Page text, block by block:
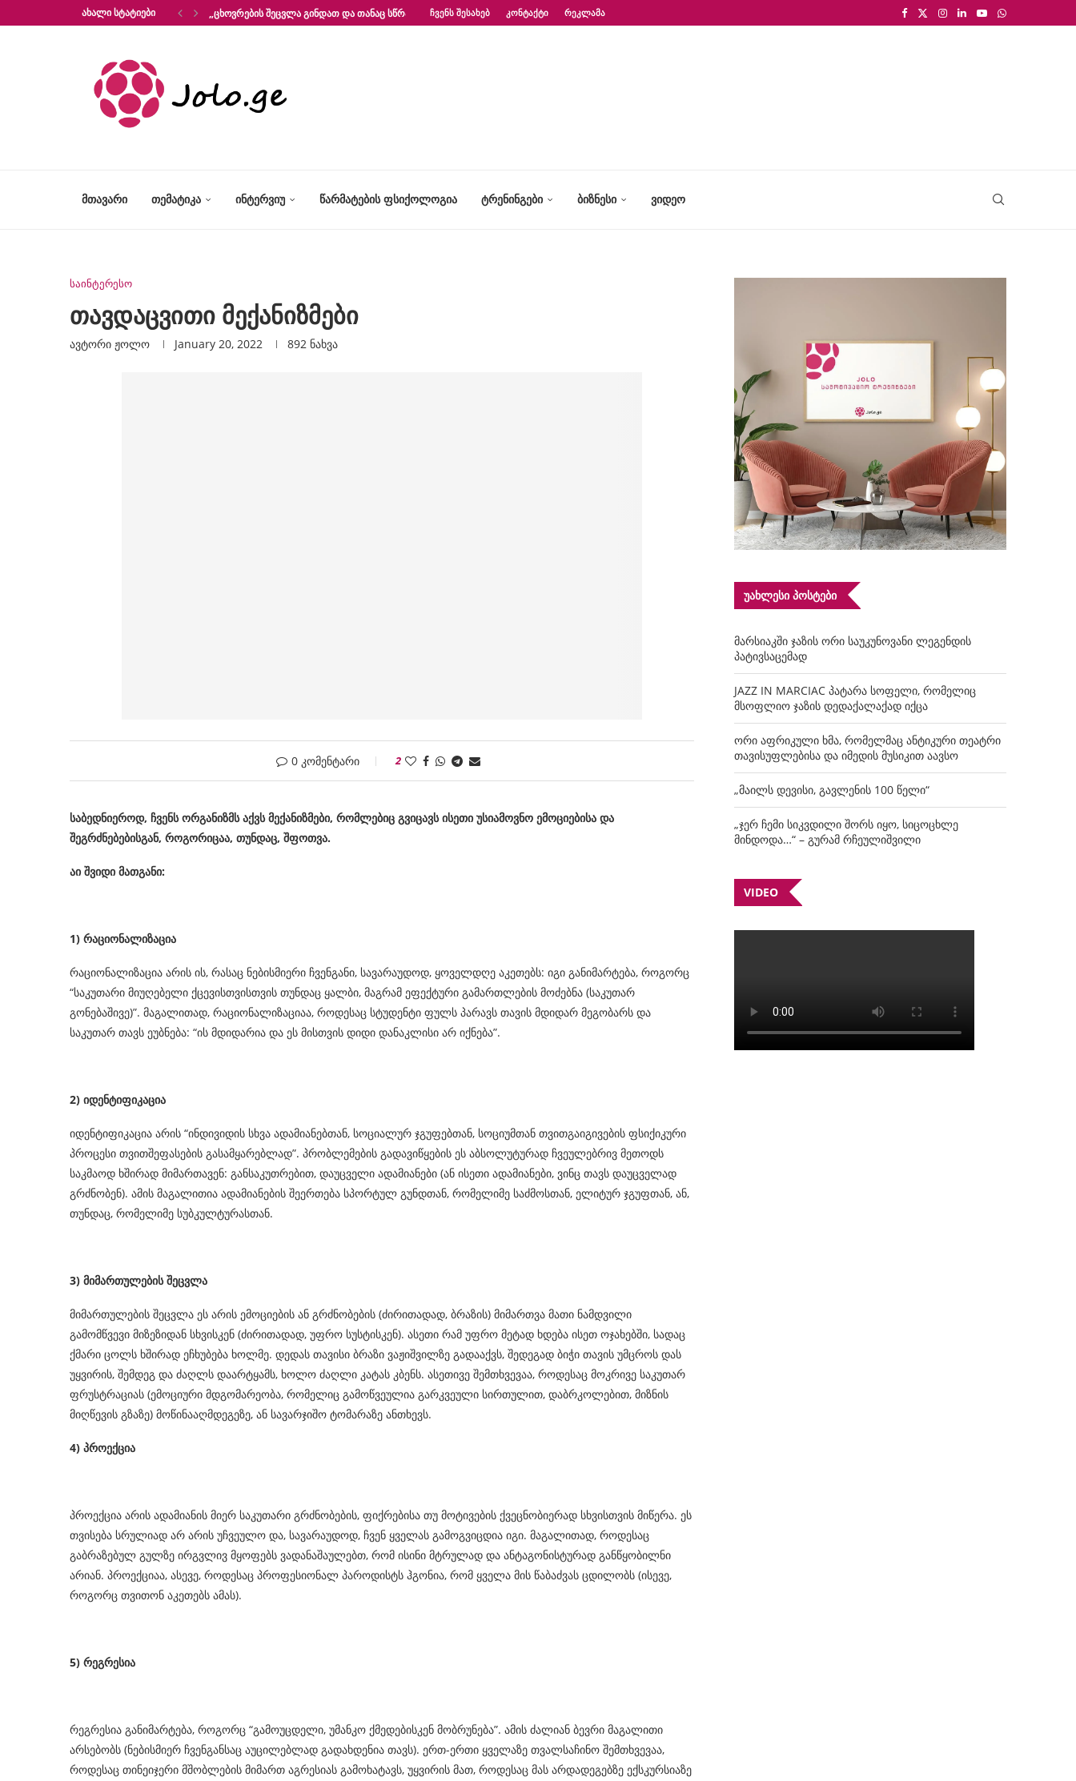
ᲐᲮᲐᲚᲘ ᲡᲢᲐᲢᲘᲔᲑᲘ „ᲪᲮᲝᲕᲠᲔᲑᲘᲡ ᲨᲔᲪᲕᲚᲐ ᲒᲘᲜᲓᲐᲗ ᲓᲐ ᲗᲐᲜᲐᲪ ᲡᲬᲠᲐᲤᲐᲓ?“ – ᲤᲡᲘᲥᲝᲚᲝᲒᲘᲡ...
ᲩᲕᲔᲜᲡ ᲨᲔᲡᲐᲮᲔᲑ ᲙᲝᲜᲢᲐᲥᲢᲘ ᲠᲔᲙᲚᲐᲛᲐ
ᲛᲗᲐᲕᲐᲠᲘ ᲗᲔᲛᲐᲢᲘᲙᲐ ᲘᲜᲢᲔᲠᲕᲘᲣ ᲬᲐᲠᲛᲐᲢᲔᲑᲘᲡ ᲤᲡᲘᲥᲝᲚᲝᲒᲘᲐ ᲢᲠᲔᲜᲘᲜᲒᲔᲑᲘ ᲑᲘᲖᲜᲔᲡᲘ ᲕᲘᲓᲔᲝ
საინტერესო
თავდაცვითი მექანიზმები
ავტორი Ჟოლო January 20, 2022 892 ნახვა
0 კომენტარი 2
საბედნიეროდ, ჩვენს ორგანიზმს აქვს მექანიზმები, რომლებიც გვიცავს ისეთი უსიამოვნო ემოციებისა და
შეგრძნებებისგან, როგორიცაა, თუნდაც, შფოთვა.
აი შვიდი მათგანი:
1) რაციონალიზაცია
რაციონალიზაცია არის ის, რასაც ნებისმიერი ჩვენგანი, სავარაუდოდ, ყოველდღე აკეთებს: იგი განიმარტება, როგორც
“საკუთარი მიუღებელი ქცევისთვისთვის თუნდაც ყალბი, მაგრამ ეფექტური გამართლების მოძებნა (საკუთარ
გონებაშივე)”. მაგალითად, რაციონალიზაციაა, როდესაც სტუდენტი ფულს პარავს თავის მდიდარ მეგობარს და
საკუთარ თავს ეუბნება: “ის მდიდარია და ეს მისთვის დიდი დანაკლისი არ იქნება”.
2) იდენტიფიკაცია
იდენტიფიკაცია არის “ინდივიდის სხვა ადამიანებთან, სოციალურ ჯგუფებთან, სოციუმთან თვითგაიგივების ფსიქიკური
პროცესი თვითშეფასების გასამყარებლად”. პრობლემების გადავიწყების ეს აბსოლუტურად ჩვეულებრივ მეთოდს
საკმაოდ ხშირად მიმართავენ: განსაკუთრებით, დაუცველი ადამიანები (ან ისეთი ადამიანები, ვინც თავს დაუცველად
გრძნობენ). ამის მაგალითია ადამიანების შეერთება სპორტულ გუნდთან, რომელიმე საძმოსთან, ელიტურ ჯგუფთან, ან,
თუნდაც, რომელიმე სუბკულტურასთან.
3) მიმართულების შეცვლა
მიმართულების შეცვლა ეს არის ემოციების ან გრძნობების (ძირითადად, ბრაზის) მიმართვა მათი ნამდვილი
გამომწვევი მიზეზიდან სხვისკენ (ძირითადად, უფრო სუსტისკენ). ასეთი რამ უფრო მეტად ხდება ისეთ ოჯახებში, სადაც
ქმარი ცოლს ხშირად ეჩხუბება ხოლმე. დედას თავისი ბრაზი ვაჟიშვილზე გადააქვს, შედეგად ბიჭი თავის უმცროს დას
უყვირის, შემდეგ და ძაღლს დაარტყამს, ხოლო ძაღლი კატას კბენს. ასეთივე შემთხვევაა, როდესაც მოკრივე საკუთარ
ფრუსტრაციას (ემოციური მდგომარეობა, რომელიც გამოწვეულია გარკვეული სირთულით, დაბრკოლებით, მიზნის
მიღწევის გზაზე) მოწინააღმდეგეზე, ან სავარჯიშო ტომარაზე ანთხევს.
4) პროექცია
პროექცია არის ადამიანის მიერ საკუთარი გრძნობების, ფიქრებისა თუ მოტივების ქვეცნობიერად სხვისთვის მიწერა. ეს
თვისება სრულიად არ არის უჩვეულო და, სავარაუდოდ, ჩვენ ყველას გამოგვიცდია იგი. მაგალითად, როდესაც
გაბრაზებულ გულზე ირგვლივ მყოფებს ვადანაშაულებთ, რომ ისინი მტრულად და ანტაგონისტურად განწყობილნი
არიან. პროექციაა, ასევე, როდესაც პროფესიონალ პაროდისტს ჰგონია, რომ ყველა მის წაბაძვას ცდილობს (ისევე,
როგორც თვითონ აკეთებს ამას).
5) რეგრესია
რეგრესია განიმარტება, როგორც “გამოუცდელი, უმანკო ქმედებისკენ მობრუნება”. ამის ძალიან ბევრი მაგალითი
არსებობს (ნებისმიერ ჩვენგანსაც აუცილებლად გადახდენია თავს). ერთ-ერთი ყველაზე თვალსაჩინო შემთხვევაა,
როდესაც თინეიჯერი მშობლების მიმართ აგრესიას გამოხატავს, უყვირის მათ, როდესაც მას არდადეგებზე ექსკურსიაზე
ᲣᲐᲮᲚᲔᲡᲘ ᲞᲝᲡᲢᲔᲑᲘ
მარსიაკში ჯაზის ორი საუკუნოვანი ლეგენდის
პატივსაცემად
JAZZ IN MARCIAC პატარა სოფელი, რომელიც
მსოფლიო ჯაზის დედაქალაქად იქცა
ორი აფრიკული ხმა, რომელმაც ანტიკური თეატრი
თავისუფლებისა და იმედის მუსიკით აავსო
„მაილს დევისი, გავლენის 100 წელი“
„ჯერ ჩემი სიკვდილი შორს იყო, სიცოცხლე
მინდოდა…“ – გურამ რჩეულიშვილი
VIDEO